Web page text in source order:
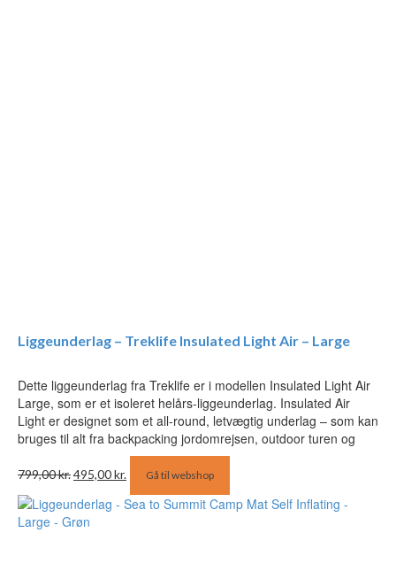
Liggeunderlag – Treklife Insulated Light Air – Large
Dette liggeunderlag fra Treklife er i modellen Insulated Light Air
Large, som er et isoleret helårs-liggeunderlag. Insulated Air
Light er designet som et all-round, letvægtig underlag – som kan
bruges til alt fra backpacking jordomrejsen, outdoor turen og
799,00kr.oprindelige
pris
var:
495,00kr.aktuelle
pris
Gå til webshop